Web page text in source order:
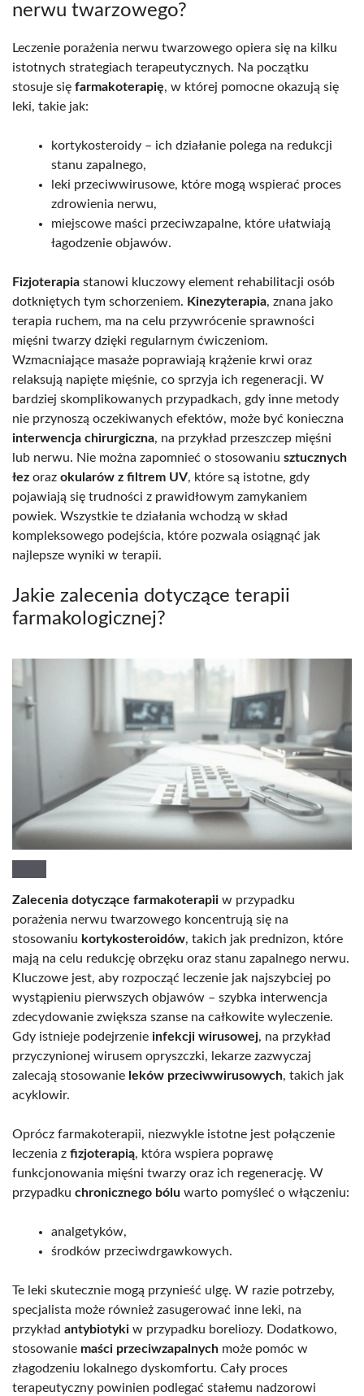
nerwu twarzowego?
Leczenie porażenia nerwu twarzowego opiera się na kilku
istotnych strategiach terapeutycznych. Na początku
stosuje się farmakoterapię, w której pomocne okazują się
leki, takie jak:
kortykosteroidy – ich działanie polega na redukcji
stanu zapalnego,
leki przeciwwirusowe, które mogą wspierać proces
zdrowienia nerwu,
miejscowe maści przeciwzapalne, które ułatwiają
łagodzenie objawów.
Fizjoterapia stanowi kluczowy element rehabilitacji osób
dotkniętych tym schorzeniem. Kinezyterapia, znana jako
terapia ruchem, ma na celu przywrócenie sprawności
mięśni twarzy dzięki regularnym ćwiczeniom.
Wzmacniające masaże poprawiają krążenie krwi oraz
relaksują napięte mięśnie, co sprzyja ich regeneracji. W
bardziej skomplikowanych przypadkach, gdy inne metody
nie przynoszą oczekiwanych efektów, może być konieczna
interwencja chirurgiczna, na przykład przeszczep mięśni
lub nerwu. Nie można zapomnieć o stosowaniu sztucznych
łez oraz okularów z filtrem UV, które są istotne, gdy
pojawiają się trudności z prawidłowym zamykaniem
powiek. Wszystkie te działania wchodzą w skład
kompleksowego podejścia, które pozwala osiągnąć jak
najlepsze wyniki w terapii.
Jakie zalecenia dotyczące terapii
farmakologicznej?
Zalecenia dotyczące farmakoterapii w przypadku
porażenia nerwu twarzowego koncentrują się na
stosowaniu kortykosteroidów, takich jak prednizon, które
mają na celu redukcję obrzęku oraz stanu zapalnego nerwu.
Kluczowe jest, aby rozpocząć leczenie jak najszybciej po
wystąpieniu pierwszych objawów – szybka interwencja
zdecydowanie zwiększa szanse na całkowite wyleczenie.
Gdy istnieje podejrzenie infekcji wirusowej, na przykład
przyczynionej wirusem opryszczki, lekarze zazwyczaj
zalecają stosowanie leków przeciwwirusowych, takich jak
acyklowir.
Oprócz farmakoterapii, niezwykle istotne jest połączenie
leczenia z fizjoterapią, która wspiera poprawę
funkcjonowania mięśni twarzy oraz ich regenerację. W
przypadku chronicznego bólu warto pomyśleć o włączeniu:
analgetyków,
środków przeciwdrgawkowych.
Te leki skutecznie mogą przynieść ulgę. W razie potrzeby,
specjalista może również zasugerować inne leki, na
przykład antybiotyki w przypadku boreliozy. Dodatkowo,
stosowanie maści przeciwzapalnych może pomóc w
złagodzeniu lokalnego dyskomfortu. Cały proces
terapeutyczny powinien podlegać stałemu nadzorowi